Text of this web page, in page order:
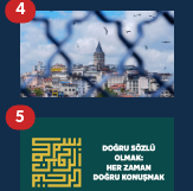
4
5